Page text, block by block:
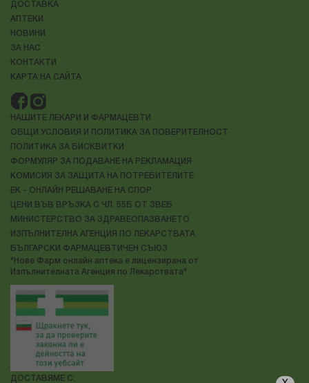
ДОСТАВКА
АПТЕКИ
НОВИНИ
ЗА НАС
КОНТАКТИ
КАРТА НА САЙТА
НАШИТЕ ЛЕКАРИ И ФАРМАЦЕВТИ
ОБЩИ УСЛОВИЯ И ПОЛИТИКА ЗА ПОВЕРИТЕЛНОСТ
ПОЛИТИКА ЗА БИСКВИТКИ
ФОРМУЛЯР ЗА ПОДАВАНЕ НА РЕКЛАМАЦИЯ
КОМИСИЯ ЗА ЗАЩИТА НА ПОТРЕБИТЕЛИТЕ
ЕК - ОНЛАЙН РЕШАВАНЕ НА СПОР
ЦЕНИ ВЪВ ВРЪЗКА С ЧЛ. 55Б ОТ ЗВЕБ
МИНИСТЕРСТВО ЗА ЗДРАВЕОПАЗВАНЕТО
ИЗПЪЛНИТЕЛНА АГЕНЦИЯ ПО ЛЕКАРСТВАТА
БЪЛГАРСКИ ФАРМАЦЕВТИЧЕН СЪЮЗ
"Нове Фарм онлайн аптека е лицензирана от
Изпълнителната Агенция по Лекарствата"
ДОСТАВЯМЕ С: